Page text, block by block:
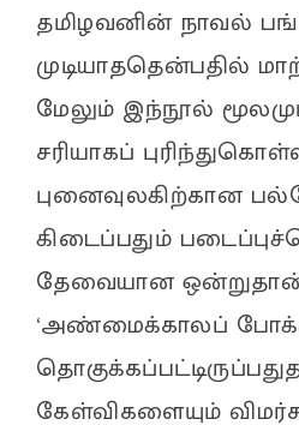
தமிழவனின் நாவல்
முடியாததென்பதில்
மேலும் இந்நூல்
சரியாகப்
புனைவுலகிற்கான
கிடைப்பதும்
தேவையான
‘அண்மைக்காலப்
கேள்விகளையும்